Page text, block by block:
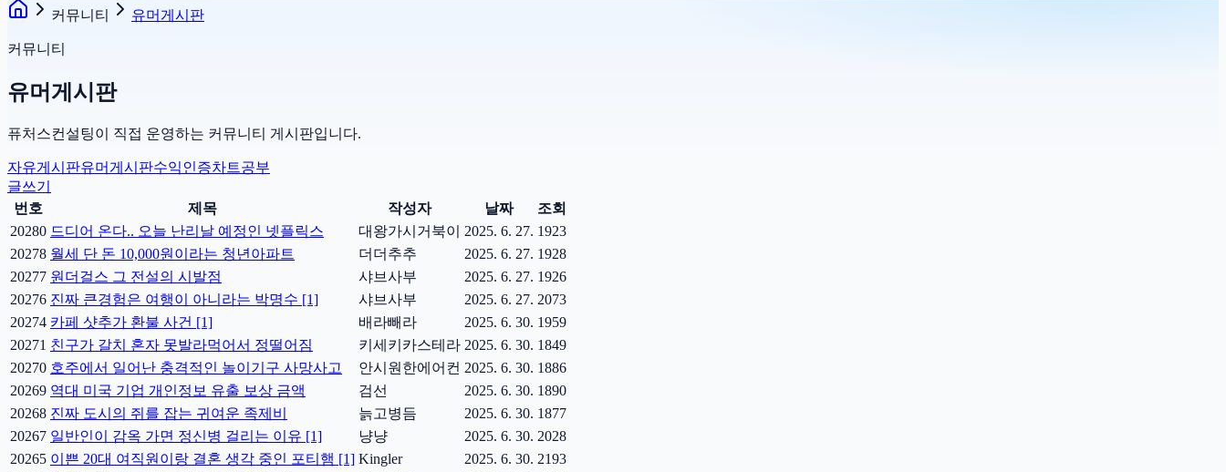
커뮤니티 유머게시판
커뮤니티
유머게시판
퓨처스컨설팅이 직접 운영하는 커뮤니티 게시판입니다.
자유게시판유머게시판수익인증차트공부
글쓰기
번호
제목 작성자 날짜
조회
20280 드디어 온다.. 오늘 난리날 예정인 넷플릭스 대왕가시거북이 2025. 6. 27. 1923
20278 월세 단 돈 10,000원이라는 청년아파트 더더추추 2025. 6. 27. 1928
20277 원더걸스 그 전설의 시발점 샤브사부 2025. 6. 27. 1926
20276 진짜 큰경험은 여행이 아니라는 박명수 [1] 샤브사부 2025. 6. 27. 2073
20274 카페 샷추가 환불 사건 [1] 배라빼라 2025. 6. 30. 1959
20271 친구가 갈치 혼자 못발라먹어서 정떨어짐 키세키카스테라 2025. 6. 30. 1849
20270 호주에서 일어난 충격적인 놀이기구 사망사고 안시원한에어컨 2025. 6. 30. 1886
20269 역대 미국 기업 개인정보 유출 보상 금액 검선 2025. 6. 30. 1890
20268 진짜 도시의 쥐를 잡는 귀여운 족제비 늙고병듬 2025. 6. 30. 1877
20267 일반인이 감옥 가면 정신병 걸리는 이유 [1] 냥냥 2025. 6. 30. 2028
20265 이쁜 20대 여직원이랑 결혼 생각 중인 포티햄 [1] Kingler 2025. 6. 30. 2193